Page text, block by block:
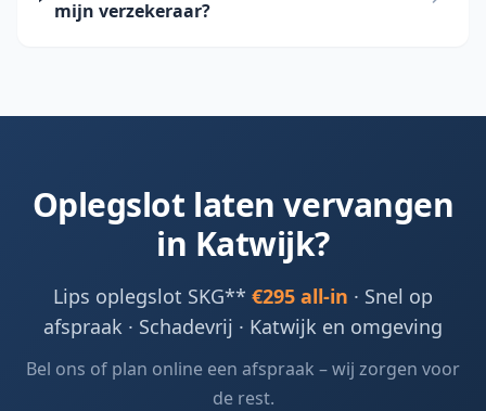
mijn verzekeraar?
Oplegslot laten vervangen
in Katwijk?
Lips oplegslot SKG** €295 all-in · Snel op
afspraak · Schadevrij · Katwijk en omgeving
Bel ons of plan online een afspraak – wij zorgen voor
de rest.